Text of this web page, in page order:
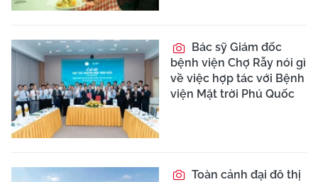
Bác sỹ Giám đốc
bệnh viện Chợ Rẫy nói gì
về việc hợp tác với Bệnh
viện Mặt trời Phú Quốc
Toàn cảnh đại đô thị